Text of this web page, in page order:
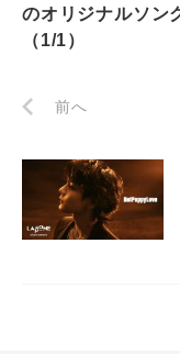
のオリジナルソ
（1/1）
前へ